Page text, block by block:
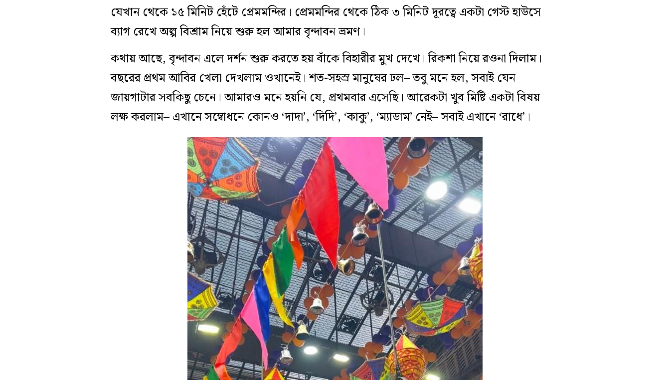
যেখান থেকে ১৫ মিনিট হেঁটে প্রেমমন্দির। প্রেমমন্দির থেকে ঠিক ৩ মিনিট দূরত্বে একটা গেস্ট হাউসে
ব্যাগ রেখে অল্প বিশ্রাম নিয়ে শুরু হল আমার বৃন্দাবন ভ্রমণ।
কথায় আছে, বৃন্দাবন এলে দর্শন শুরু করতে হয় বাঁকে বিহারীর মুখ দেখে। রিকশা নিয়ে রওনা দিলাম।
বছরের প্রথম আবির খেলা দেখলাম ওখানেই। শত-সহস্র মানুষের ঢল– তবু মনে হল, সবাই যেন
জায়গাটার সবকিছু চেনে। আমারও মনে হয়নি যে, প্রথমবার এসেছি। আরেকটা খুব মিষ্টি একটা বিষয়
লক্ষ করলাম– এখানে সম্বোধনে কোনও ‘দাদা’, ‘দিদি’, ‘কাকু’, ‘ম্যাডাম’ নেই– সবাই এখানে ‘রাধে’।